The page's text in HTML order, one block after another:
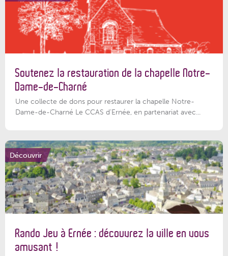
Soutenez la restauration de la chapelle Notre-
Dame-de-Charné
Une collecte de dons pour restaurer la chapelle Notre-
Dame-de-Charné Le CCAS d’Ernée, en partenariat avec...
Découvrir
Rando Jeu à Ernée : découvrez la ville en vous
amusant !